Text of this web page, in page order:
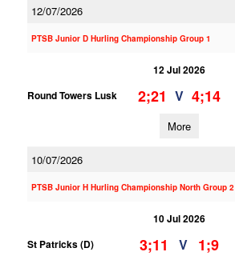
12/07/2026
PTSB Junior D Hurling Championship Group 1
12 Jul 2026
Round Towers Lusk
2;21 V 4;14
More
10/07/2026
PTSB Junior H Hurling Championship North Group 2
10 Jul 2026
St Patricks (D)
3;11 V 1;9